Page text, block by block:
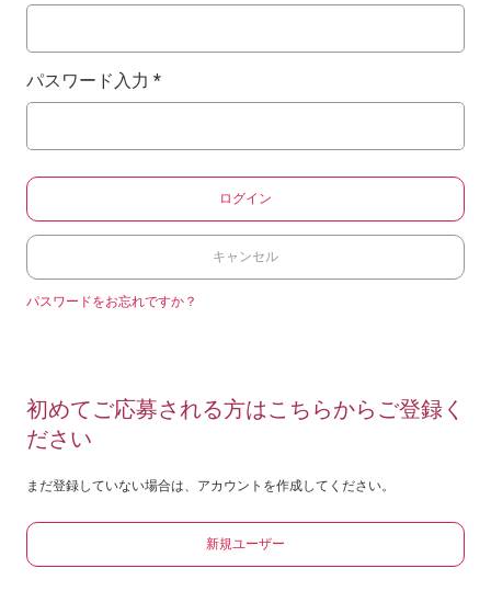
パスワード入力 *
ログイン
キャンセル
パスワードをお忘れですか？
初めてご応募される方はこちらからご登録く
ださい
まだ登録していない場合は、アカウントを作成してください。
新規ユーザー